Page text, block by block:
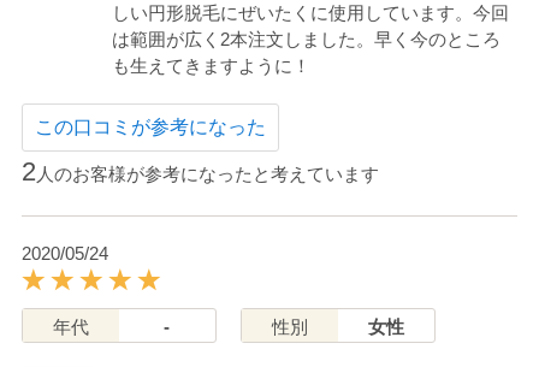
しい円形脱毛にぜいたくに使用しています。今回
は範囲が広く2本注文しました。早く今のところ
も生えてきますように！
この口コミが参考になった
2 人のお客様が参考になったと考えています
2020/05/24
年代 - 性別 女性